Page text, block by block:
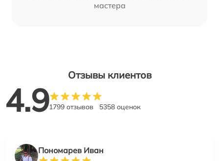
мастера
Отзывы клиентов
4.91799 отзывов 5358 оценок
Пономарев Иван